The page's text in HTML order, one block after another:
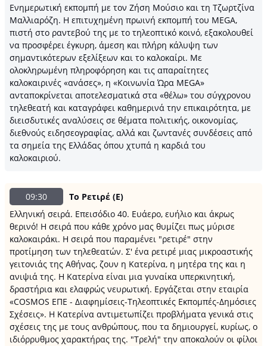
Ενημερωτική εκπομπή με τον Ζήση Μούσιο και τη Τζωρτζίνα
Μαλλιαρόζη. Η επιτυχημένη πρωινή εκπομπή του MEGA,
πιστή στο ραντεβού της με το τηλεοπτικό κοινό, εξακολουθεί
να προσφέρει έγκυρη, άμεση και πλήρη κάλυψη των
σημαντικότερων εξελίξεων και το καλοκαίρι. Με
ολοκληρωμένη πληροφόρηση και τις απαραίτητες
καλοκαιρινές «ανάσες», η «Κοινωνία Ώρα MEGA»
ανταποκρίνεται αποτελεσματικά στα «θέλω» του σύγχρονου
τηλεθεατή και καταγράφει καθημερινά την επικαιρότητα, με
διεισδυτικές αναλύσεις σε θέματα πολιτικής, οικονομίας,
διεθνούς ειδησεογραφίας, αλλά και ζωντανές συνδέσεις από
τα σημεία της Ελλάδας όπου χτυπά η καρδιά του
καλοκαιριού.
09:30
Το Ρετιρέ (Ε)
Ελληνική σειρά. Επεισόδιο 40. Ευάερο, ευήλιο και άκρως
θερινό! Η σειρά που κάθε χρόνο μας θυμίζει πως μύρισε
καλοκαιράκι. Η σειρά που παραμένει "ρετιρέ" στην
προτίμηση των τηλεθεατών. Σ' ένα ρετιρέ μιας μικροαστικής
γειτονιάς της Αθήνας, ζουν η Κατερίνα, η μητέρα της και η
ανιψιά της. Η Κατερίνα είναι μια γυναίκα υπερκινητική,
δραστήρια και ελαφρώς νευρωτική. Εργάζεται στην εταιρία
«COSMOS ΕΠΕ - Διαφημίσεις-Τηλεοπτικές Εκπομπές-Δημόσιες
Σχέσεις». Η Κατερίνα αντιμετωπίζει προβλήματα γενικά στις
σχέσεις της με τους ανθρώπους, που τα δημιουργεί, κυρίως, ο
ιδιόρρυθμος χαρακτήρας της. "Τρελή" την αποκαλούν οι φίλοι